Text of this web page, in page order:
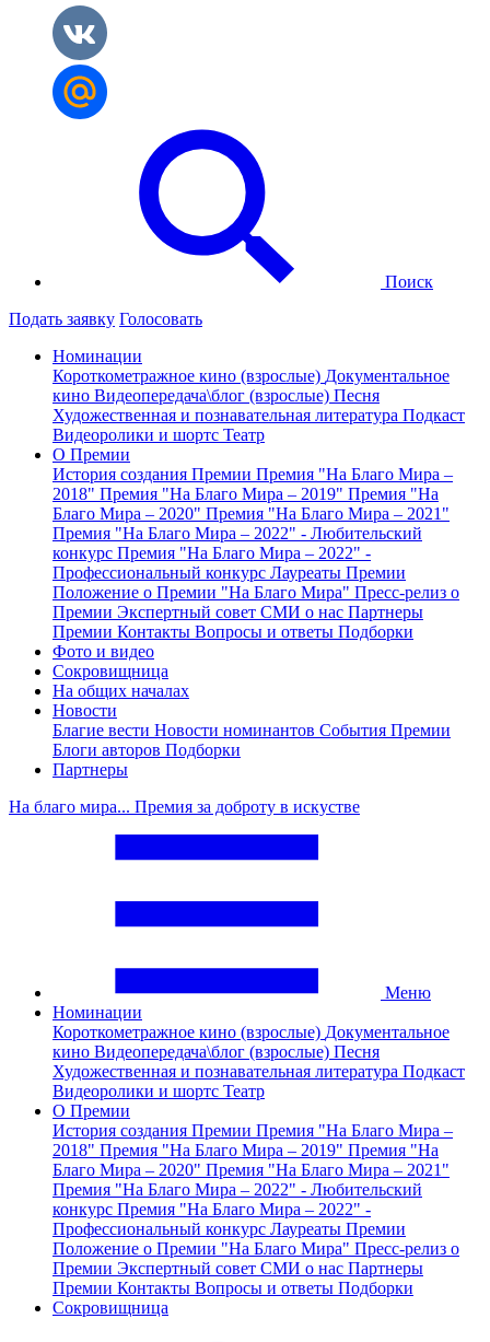
Поиск
Подать заявку Голосовать
Номинации
Короткометражное кино (взрослые) Документальное
кино Видеопередача\блог (взрослые) Песня
Художественная и познавательная литература Подкаст
Видеоролики и шортс Театр
О Премии
История создания Премии Премия "На Благо Мира –
2018" Премия "На Благо Мира – 2019" Премия "На
Благо Мира – 2020" Премия "На Благо Мира – 2021"
Премия "На Благо Мира – 2022" - Любительский
конкурс Премия "На Благо Мира – 2022" -
Профессиональный конкурс Лауреаты Премии
Положение о Премии "На Благо Мира" Пресс-релиз о
Премии Экспертный совет СМИ о нас Партнеры
Премии Контакты Вопросы и ответы Подборки
Фото и видео
Сокровищница
На общих началах
Новости
Благие вести Новости номинантов События Премии
Блоги авторов Подборки
Партнеры
На благо мира... Премия за доброту в искустве
Меню
Номинации
Короткометражное кино (взрослые) Документальное
кино Видеопередача\блог (взрослые) Песня
Художественная и познавательная литература Подкаст
Видеоролики и шортс Театр
О Премии
История создания Премии Премия "На Благо Мира –
2018" Премия "На Благо Мира – 2019" Премия "На
Благо Мира – 2020" Премия "На Благо Мира – 2021"
Премия "На Благо Мира – 2022" - Любительский
конкурс Премия "На Благо Мира – 2022" -
Профессиональный конкурс Лауреаты Премии
Положение о Премии "На Благо Мира" Пресс-релиз о
Премии Экспертный совет СМИ о нас Партнеры
Премии Контакты Вопросы и ответы Подборки
Сокровищница